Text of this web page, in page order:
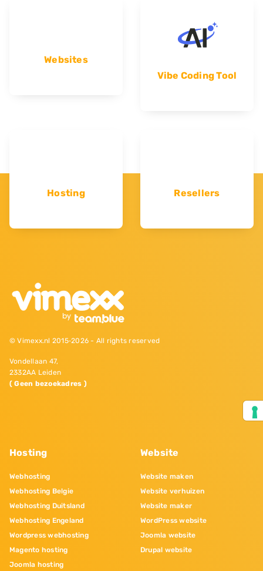
Websites
Vibe Coding Tool
Hosting Resellers
© Vimexx.nl 2015‐2026 - All rights reserved
Vondellaan 47,
2332AA Leiden
( Geen bezoekadres )
Hosting
Webhosting
Webhosting Belgie
Webhosting Duitsland
Webhosting Engeland
Wordpress webhosting
Magento hosting
Joomla hosting
Website
Website maken
Website verhuizen
Website maker
WordPress website
Joomla website
Drupal website